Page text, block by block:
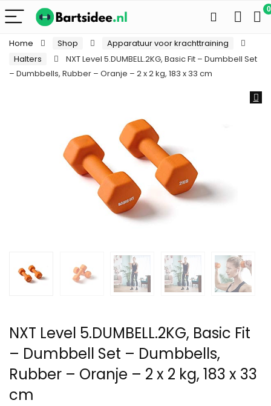
0
Home Shop
Apparatuur voor krachttraining
Halters
NXT Level 5.DUMBELL.2KG, Basic Fit – Dumbbell Set
– Dumbbells, Rubber – Oranje – 2 x 2 kg, 183 x 33 cm
NXT Level 5.DUMBELL.2KG, Basic Fit
– Dumbbell Set – Dumbbells,
Rubber – Oranje – 2 x 2 kg, 183 x 33
cm